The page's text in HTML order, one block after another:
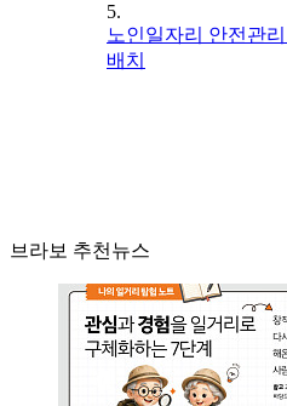
5.
노인일자리 안전관
배치
브라보 추천뉴스